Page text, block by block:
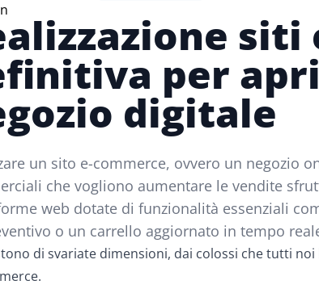
siti
per
digitale
un sito e-commerce, ovvero un negozio
che vogliono aumentare le vendite
web dotate di funzionalità essenziali
o un carrello aggiornato in tempo
di svariate dimensioni, dai colossi che tutti